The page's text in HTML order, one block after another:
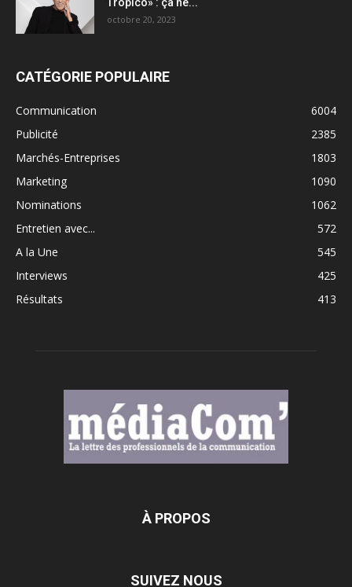
octobre 20, 2023
CATÉGORIE POPULAIRE
Communication
6004
Publicité
2385
Marchés-Entreprises
1803
Marketing
1090
Nominations
1062
Entretien avec...
572
A la Une
545
Interviews
425
Résultats
413
À PROPOS
SUIVEZ NOUS